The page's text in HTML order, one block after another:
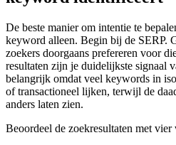
De beste manier om intentie te
keyword alleen. Begin bij de SERP.
zoekers doorgaans prefereren voor
resultaten zijn je duidelijkste signaal
belangrijk omdat veel keywords in
of transactioneel lijken, terwijl de
anders laten zien.
Beoordeel de zoekresultaten met vier